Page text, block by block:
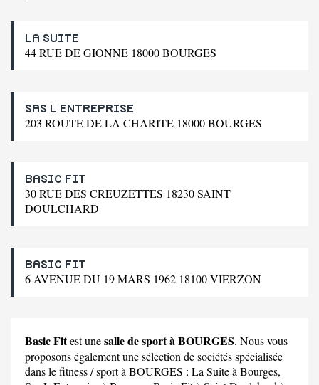
LA SUITE
44 RUE DE GIONNE 18000 BOURGES
SAS L ENTREPRISE
203 ROUTE DE LA CHARITE 18000 BOURGES
BASIC FIT
30 RUE DES CREUZETTES 18230 SAINT
DOULCHARD
BASIC FIT
6 AVENUE DU 19 MARS 1962 18100 VIERZON
Basic Fitest unesalle de sport à BOURGES. Nous vous
proposons également une sélection de sociétés spécialisée
dans le fitness / sport à BOURGES : La Suiteà Bourges,